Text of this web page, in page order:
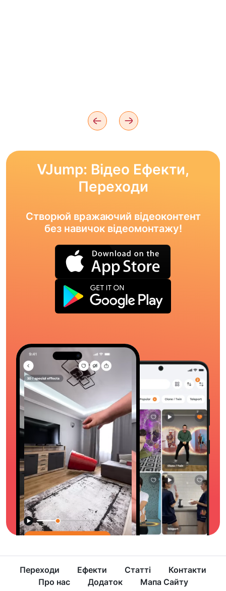
VJump: Відео Ефекти,
Переходи
Створюй вражаючий відеоконтент
без навичок відеомонтажу!
Переходи Ефекти Статті
Контакти
Про нас
Додаток Мапа Сайту